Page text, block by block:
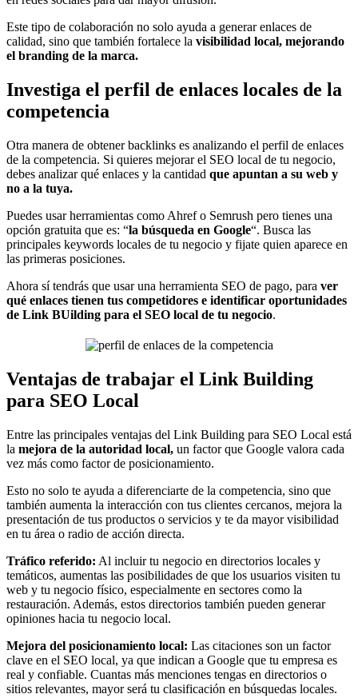
Este tipo de colaboración no solo ayuda a generar enlaces de
calidad, sino que también fortalece la visibilidad local, mejorando
el branding de la marca.
Investiga el perfil de enlaces locales de la
competencia
Otra manera de obtener backlinks es analizando el perfil de enlaces
de la competencia. Si quieres mejorar el SEO local de tu negocio,
debes analizar qué enlaces y la cantidad que apuntan a su web y
no a la tuya.
Puedes usar herramientas como Ahref o Semrush pero tienes una
opción gratuita que es: “la búsqueda en Google“. Busca las
principales keywords locales de tu negocio y fijate quien aparece en
las primeras posiciones.
Ahora sí tendrás que usar una herramienta SEO de pago, para ver
qué enlaces tienen tus competidores e identificar oportunidades
de Link BUilding para el SEO local de tu negocio.
Ventajas de trabajar el Link Building
para SEO Local
Entre las principales ventajas del Link Building para SEO Local está
la mejora de la autoridad local, un factor que Google valora cada
vez más como factor de posicionamiento.
Esto no solo te ayuda a diferenciarte de la competencia, sino que
también aumenta la interacción con tus clientes cercanos, mejora la
presentación de tus productos o servicios y te da mayor visibilidad
en tu área o radio de acción directa.
Tráfico referido: Al incluir tu negocio en directorios locales y
temáticos, aumentas las posibilidades de que los usuarios visiten tu
web y tu negocio físico, especialmente en sectores como la
restauración. Además, estos directorios también pueden generar
opiniones hacia tu negocio local.
Mejora del posicionamiento local: Las citaciones son un factor
clave en el SEO local, ya que indican a Google que tu empresa es
real y confiable. Cuantas más menciones tengas en directorios o
sitios relevantes, mayor será tu clasificación en búsquedas locales.